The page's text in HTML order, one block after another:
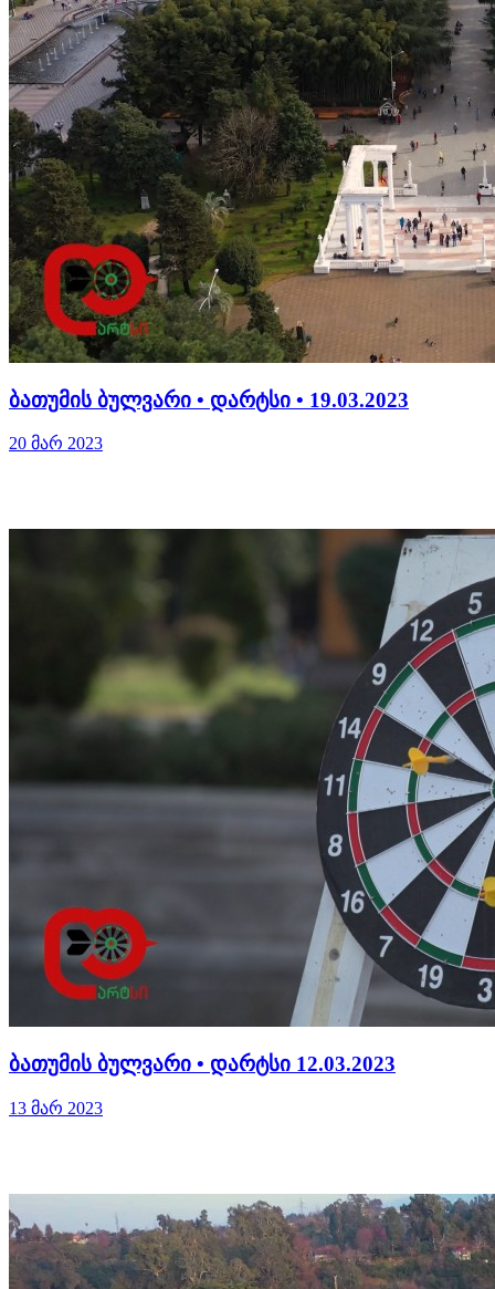
ბათუმის ბულვარი • დარტსი • 19.03.2023
20 მარ 2023
ბათუმის ბულვარი • დარტსი 12.03.2023
13 მარ 2023